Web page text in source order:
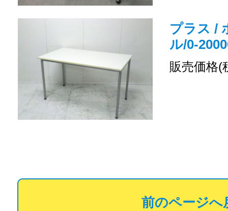
プラス /
ル/0-
販売価格(
前のページへ